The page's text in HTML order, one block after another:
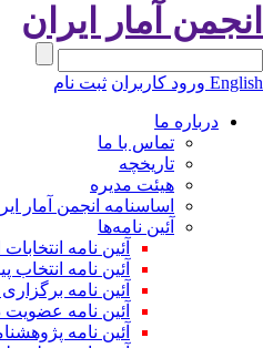
انجمن آمار ایران
English ورود کاربران ثبت نام
درباره ما
تماس با ما
تاریخچه
هیئت مدیره
اساسنامه انجمن آمار
آئین نامه‌ها
آئین نامه
آئین نامه
آئین نامه
آئین نامه عضویت
آئین نامه